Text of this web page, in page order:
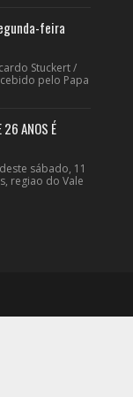
feira
Stuckert /
pelo Papa
26 ANOS É
sábado, 11
regiao do Vale